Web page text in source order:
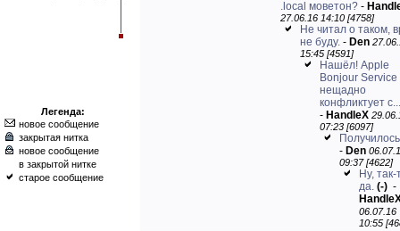
Легенда:
новое сообщение
закрытая нитка
новое сообщение
в закрытой нитке
старое сообщение
.local моветон? -
27.06.16 14:10 [4758]
Не читал о таком,
не буду. - Den
15:45 [4591]
Нашёл! Apple
Bonjour Service
нещадно
конфликтует с...
- HandleX
07:23 [6097]
- Den
09:37 [4622]
Ну, так-
да. (-) -
06.07.16
10:55